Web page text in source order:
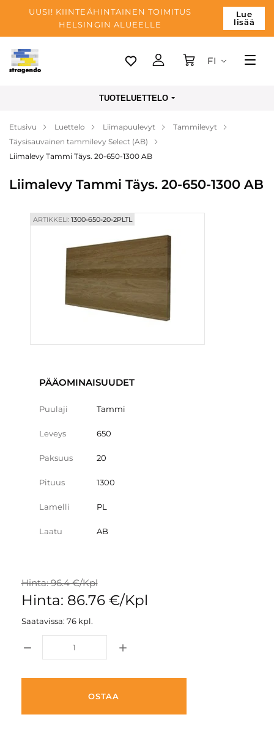
UUSI! KIINTEÄHINTAINEN TOIMITUS
HELSINGIN ALUEELLE
Lue
lisää
Tallinn
Maksu
Yrityksen
Blogi
FI
TUOTELUETTELO
Etusivu Luettelo Liimapuulevyt
Tammilevyt
Täysisauvainen tammilevy Select (AB)
Liimalevy Tammi Täys. 20-650-1300 AB
Liimalevy Tammi Täys. 20-650-1300 AB
ARTIKKELI:1300-650-20-2PLTL
PÄÄOMINAISUUDET
Puulaji Tammi
Leveys 650
Paksuus 20
Pituus 1300
Lamelli PL
Laatu AB
Hinta: 96.4 €/Kpl
Hinta: 86.76 €/Kpl
Saatavissa: 76 kpl.
OSTAA